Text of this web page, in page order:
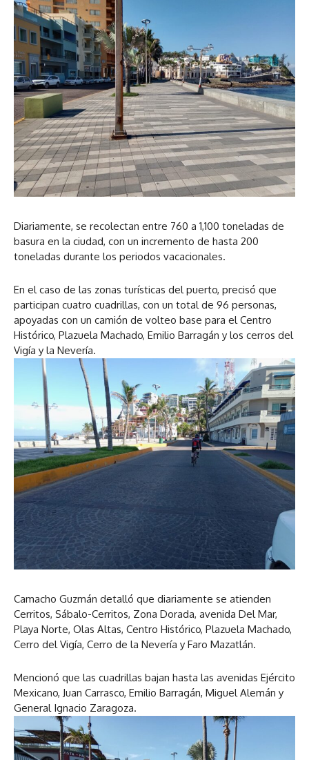
Diariamente, se recolectan entre 760 a 1,100 toneladas de
basura en la ciudad, con un incremento de hasta 200
toneladas durante los periodos vacacionales.
En el caso de las zonas turísticas del puerto, precisó que
participan cuatro cuadrillas, con un total de 96 personas,
apoyadas con un camión de volteo base para el Centro
Histórico, Plazuela Machado, Emilio Barragán y los cerros del
Vigía y la Nevería.
Camacho Guzmán detalló que diariamente se atienden
Cerritos, Sábalo-Cerritos, Zona Dorada, avenida Del Mar,
Playa Norte, Olas Altas, Centro Histórico, Plazuela Machado,
Cerro del Vigía, Cerro de la Nevería y Faro Mazatlán.
Mencionó que las cuadrillas bajan hasta las avenidas Ejército
Mexicano, Juan Carrasco, Emilio Barragán, Miguel Alemán y
General Ignacio Zaragoza.